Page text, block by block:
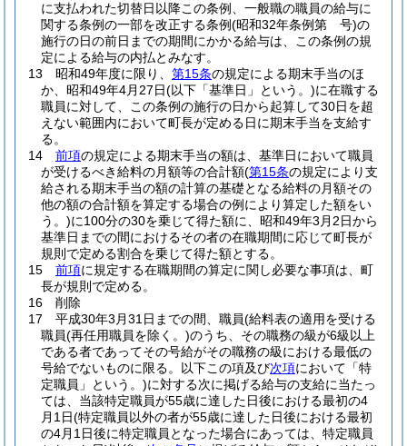
に支払われた切替日以降この条例、一般職の職員の給与に
関する条例の一部を改正する条例(昭和32年条例第 号)の
施行の日の前日までの期間にかかる給与は、この条例の規
定による給与の内払とみなす。
13
昭和49年度に限り、 第15条の規定による期末手当のほ
か、昭和49年4月27日(以下「基準日」という。)に在職する
職員に対して、この条例の施行の日から起算して30日を超
えない範囲内において町長が定める日に期末手当を支給す
る。
14
前項の規定による期末手当の額は、基準日において職員
が受けるべき給料の月額等の合計額(第15条の規定により支
給される期末手当の額の計算の基礎となる給料の月額その
他の額の合計額を算定する場合の例により算定した額をい
う。)に100分の30を乗じて得た額に、昭和49年3月2日から
基準日までの間におけるその者の在職期間に応じて町長が
規則で定める割合を乗じて得た額とする。
15
前項に規定する在職期間の算定に関し必要な事項は、町
長が規則で定める。
16
削除
17
平成30年3月31日までの間、職員(給料表の適用を受ける
職員(再任用職員を除く。)のうち、その職務の級が6級以上
である者であってその号給がその職務の級における最低の
号給でないものに限る。以下この項及び次項において「特
定職員」という。)に対する次に掲げる給与の支給に当たっ
ては、当該特定職員が55歳に達した日後における最初の4
月1日(特定職員以外の者が55歳に達した日後における最初
の4月1日後に特定職員となった場合にあっては、特定職員